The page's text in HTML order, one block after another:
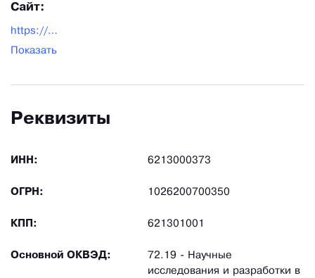
Сайт:
https://apismaykop.ru/
Показать
Реквизиты
ИНН: 6213000373
ОГРН: 1026200700350
КПП: 621301001
Основной ОКВЭД:
72.19 - Научные
исследования и разработки в